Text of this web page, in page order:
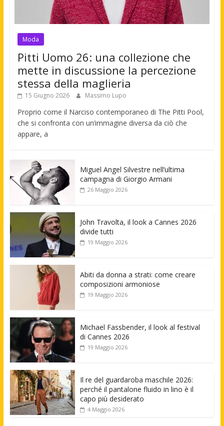
Moda
Pitti Uomo 26: una collezione che
mette in discussione la percezione
stessa della maglieria
15 Giugno 2026 Massimo Lupo
Proprio come il Narciso contemporaneo di The Pitti Pool,
che si confronta con un’immagine diversa da ciò che
appare, a
Miguel Angel Silvestre nell’ultima
campagna di Giorgio Armani
26 Maggio 2026
John Travolta, il look a Cannes 2026
divide tutti
19 Maggio 2026
Abiti da donna a strati: come creare
composizioni armoniose
19 Maggio 2026
Michael Fassbender, il look al festival
di Cannes 2026
19 Maggio 2026
Il re del guardaroba maschile 2026:
perché il pantalone fluido in lino è il
capo più desiderato
4 Maggio 2026